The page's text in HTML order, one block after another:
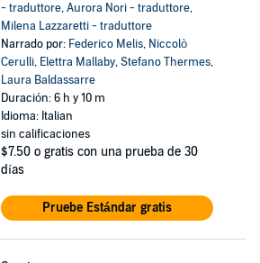
- traduttore,Aurora Nori - traduttore,
Milena Lazzaretti - traduttore
Narrado por: Federico Melis, Niccolò
Cerulli, Elettra Mallaby,Stefano Thermes,
Laura Baldassarre
Duración: 6 h y 10 m
Idioma: Italian
sin calificaciones
$7.50 o gratis con una prueba de 30
días
Pruebe Estándar gratis